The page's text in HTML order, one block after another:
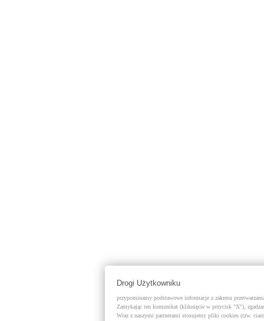
Drogi Użytkowniku
przypominamy podstawowe informacje z zakresu
Zamykając ten komunikat (kliknięcie w przycisk "X"),
Wraz z naszymi partnerami stosujemy pliki cookies (tzw.